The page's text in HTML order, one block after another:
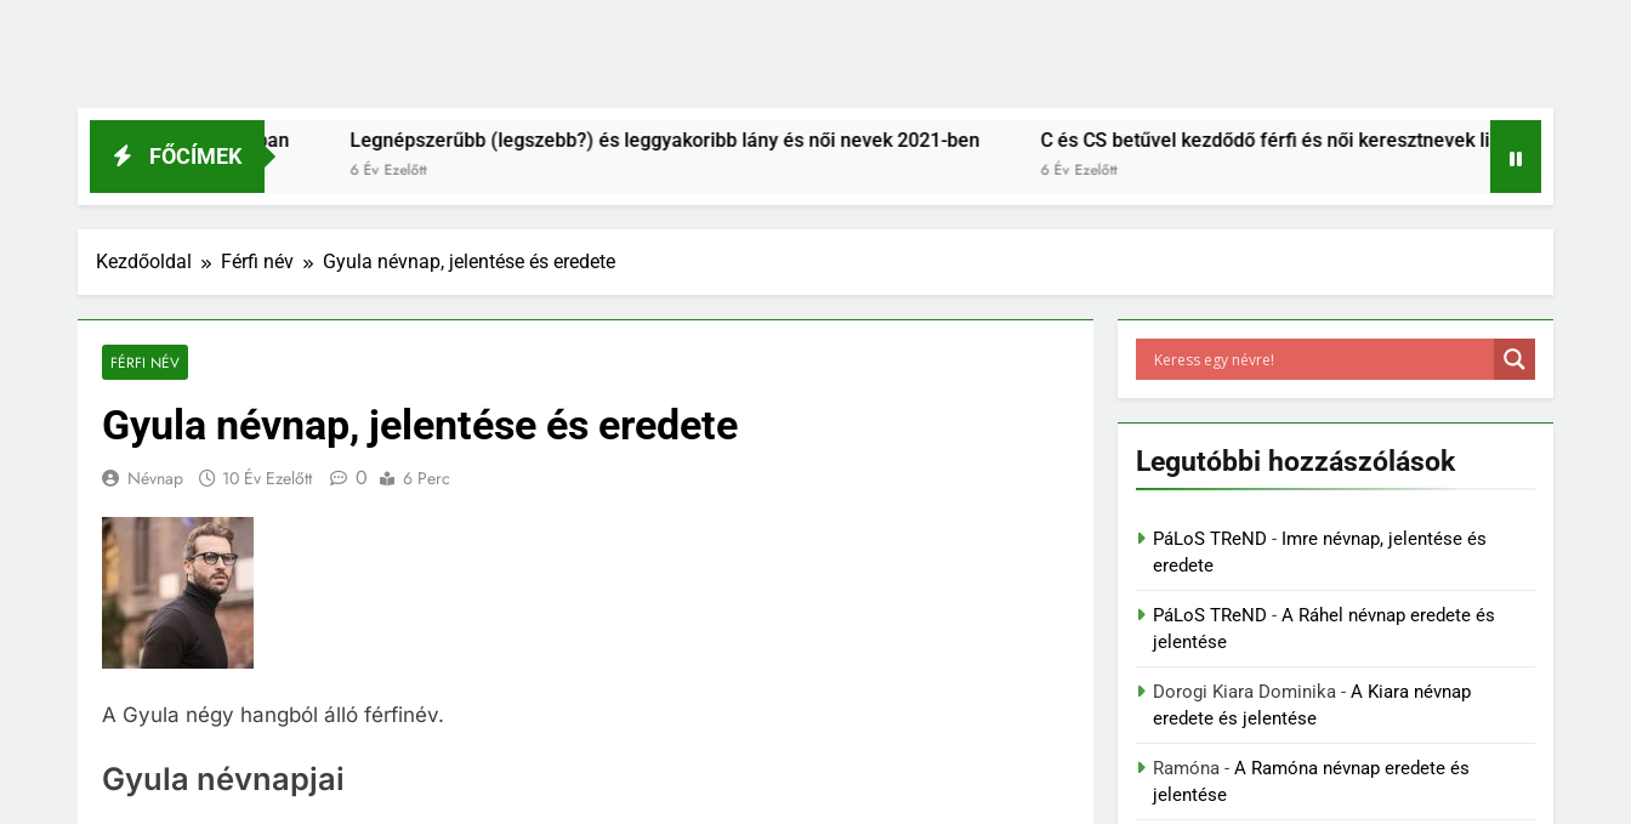
FŐCÍMEK
2021-ban Legnépszerűbb (legszebb?) és leggyakoribb lány és női nevek 2021-ben
6 Év Ezelőtt
C és CS betűvel kezdődő férfi és női keresztnevek listája B betűs női és
6 Év Ezelőtt
Kezdőoldal Férfi név Gyula névnap, jelentése és eredete
FÉRFI NÉV
Gyula névnap, jelentése és eredete
Névnap 10 Év Ezelőtt 0 6 Perc
A Gyula négy hangból álló férfinév.
Gyula névnapjai
Legutóbbi hozzászólások
PáLoS TReND - Imre névnap, jelentése és
eredete
PáLoS TReND -A Ráhel névnap eredete és
jelentése
Dorogi Kiara Dominika -A Kiara névnap
eredete és jelentése
Ramóna -A Ramóna névnap eredete és
jelentése